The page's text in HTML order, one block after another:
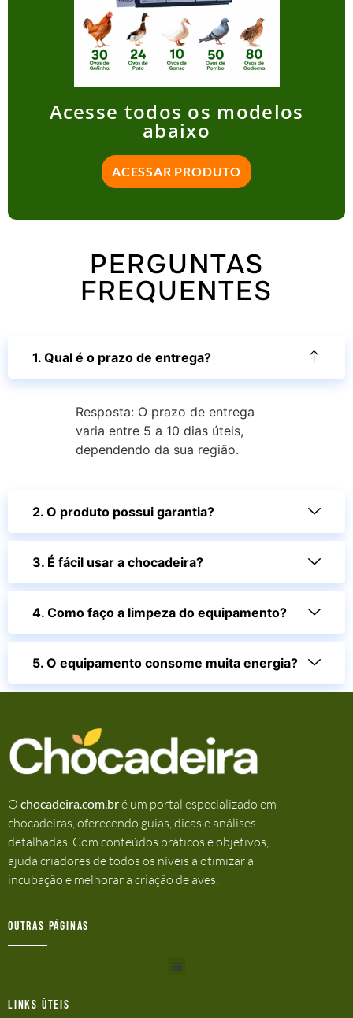
Acesse todos os modelos
abaixo
ACESSAR PRODUTO
PERGUNTAS
FREQUENTES
1. Qual é o prazo de entrega?
Resposta: O prazo de entrega
varia entre 5 a 10 dias úteis,
dependendo da sua região.
2. O produto possui garantia?
3. É fácil usar a chocadeira?
4. Como faço a limpeza do equipamento?
5. O equipamento consome muita energia?
O chocadeira.com.bré um portal especializado em
chocadeiras, oferecendo guias, dicas e análises
detalhadas. Com conteúdos práticos e objetivos,
ajuda criadores de todos os níveis a otimizar a
incubação e melhorar a criação de aves.
Outras Páginas
Links ùteis